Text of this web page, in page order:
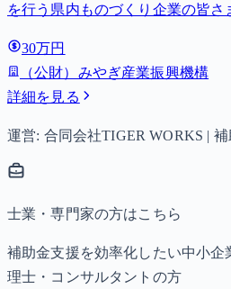
を行う県内ものづくり企業の皆
す。
30万円
（公財）みやぎ産業振興機構
詳細を見る
運営: 合同会社TIGER WORKS |
士業・専門家の方はこちら
補助金支援を効率化したい中小
理士・コンサルタントの方